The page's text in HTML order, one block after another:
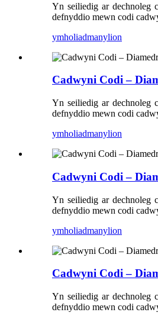
Yn seiliedig ar
defnyddio mewn codi
ymholiadmanylion
Cadwyni Codi –
Yn seiliedig ar
defnyddio mewn codi
ymholiadmanylion
Cadwyni Codi –
Yn seiliedig ar
defnyddio mewn codi
ymholiadmanylion
Cadwyni Codi –
Yn seiliedig ar
defnyddio mewn codi